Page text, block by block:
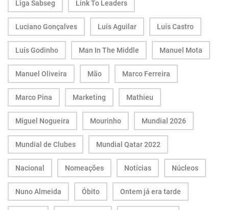
Liga Sabseg Link To Leaders
Luciano Gonçalves Luís Aguilar Luís Castro
Luís Godinho Man In The Middle Manuel Mota
Manuel Oliveira Mão Marco Ferreira
Marco Pina Marketing Mathieu
Miguel Nogueira Mourinho Mundial 2026
Mundial de Clubes Mundial Qatar 2022
Nacional Nomeações Notícias Núcleos
Nuno Almeida Óbito Ontem já era tarde